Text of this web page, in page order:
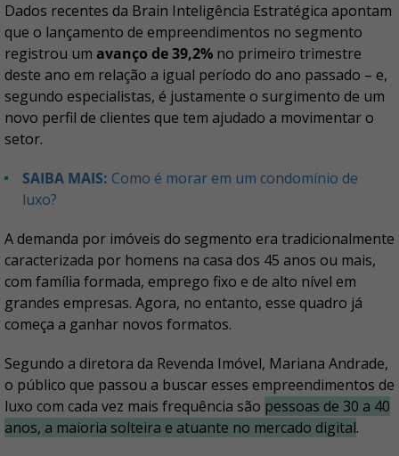
Dados recentes da Brain Inteligência Estratégica apontam
que o lançamento de empreendimentos no segmento
registrou um avanço de 39,2% no primeiro trimestre
deste ano em relação a igual período do ano passado – e,
segundo especialistas, é justamente o surgimento de um
novo perfil de clientes que tem ajudado a movimentar o
setor.
SAIBA MAIS: Como é morar em um condomínio de
luxo?
A demanda por imóveis do segmento era tradicionalmente
caracterizada por homens na casa dos 45 anos ou mais,
com família formada, emprego fixo e de alto nível em
grandes empresas. Agora, no entanto, esse quadro já
começa a ganhar novos formatos.
Segundo a diretora da Revenda Imóvel, Mariana Andrade,
o público que passou a buscar esses empreendimentos de
luxo com cada vez mais frequência são pessoas de 30 a 40
anos, a maioria solteira e atuante no mercado digital.